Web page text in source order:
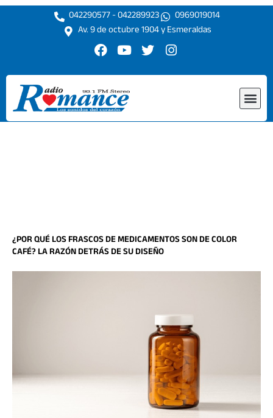
Ir
042290577 - 042289923
0969019014
Av. 9 de octubre 1904 y Esmeraldas
F
c
e
b
o
o
Y
u
t
u
b
e
T
i
r
I
s
r
¿POR QUÉ LOS FRASCOS DE MEDICAMENTOS SON DE COLOR
CAFÉ? LA RAZÓN DETRÁS DE SU DISEÑO